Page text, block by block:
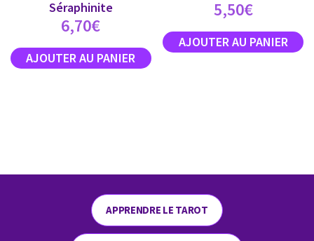
Séraphinite
6,70€
5,50€
APPRENDRE LE TAROT